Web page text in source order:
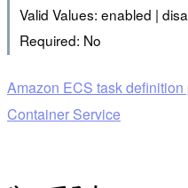
Valid Values: enabled |
Required: No
Amazon ECS task
Container Service